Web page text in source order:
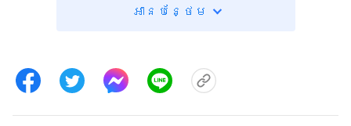
បំផុតនៅក្នុងវាសនារបស់អ្នក គេជាជីវិត
គេនោះ។ ដូច្នេះ ទោះបីមានអាពាហ៍ពិពាហ៍រាប់លានគូនៅ
ក្នុងពិភពលោកក៏ដោយ ក៏អាពាហ៍ពិពាហ៍នីមួយៗ
អានបន្ថែម